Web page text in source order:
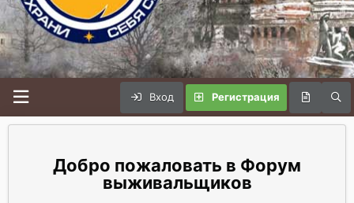
Вход Регистрация
Форум
выживальщиков